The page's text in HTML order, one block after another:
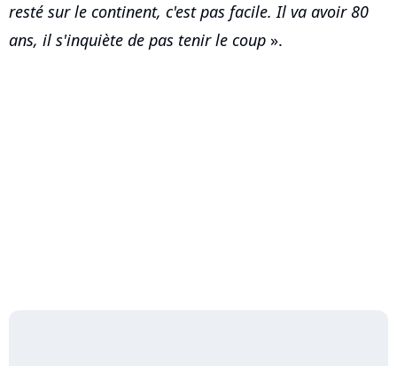
resté sur le continent, c'est pas facile. Il va avoir 80
ans, il s'inquiète de pas tenir le coup ».